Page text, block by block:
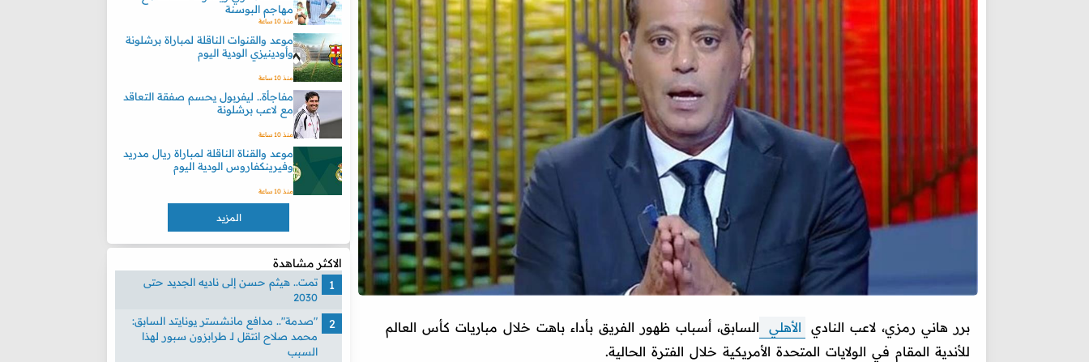
برر هاني رمزي، لاعب النادي الأهلي
السابق، أسباب ظهور الفريق بأداء باهت خلال مباريات كأس العالم
للأندية المقام في الولايات المتحدة الأمريكية خلال الفترة الحالية.
مهاجم البوسنة
منذ 10 ساعة
موعد والقنوات الناقلة لمباراة برشلونة
وأودينيزي الودية اليوم
منذ 10 ساعة
مفاجأة.. ليفربول يحسم صفقة التعاقد
مع لاعب برشلونة
منذ 10 ساعة
موعد والقناة الناقلة لمباراة ريال مدريد
وفيرينكفاروس الودية اليوم
منذ 10 ساعة
المزيد
الاكثر مشاهدة
تمت.. هيثم حسن إلى ناديه الجديد حتى
2030
"صدمة".. مدافع مانشستر يونايتد السابق:
محمد صلاح انتقل لـ طرابزون سبور لهذا
السبب